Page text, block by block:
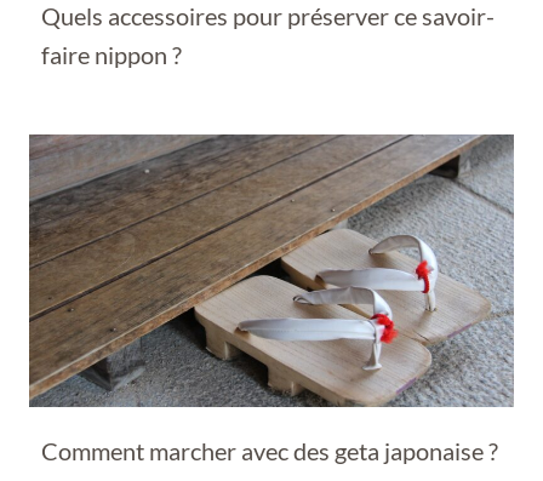
Quels accessoires pour préserver ce savoir-
faire nippon ?
Comment marcher avec des geta japonaise ?